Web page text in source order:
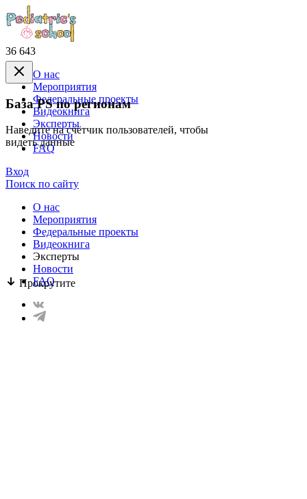
36 643
База PS по регионам
Наведите на счётчик пользователей, чтобы
видеть данные
Прокрутите
О нас
Mероприятия
Федеральные проекты
Видеокнига
Эксперты
Новости
FAQ
Вход
Поиск по сайту
О нас
Mероприятия
Федеральные проекты
Видеокнига
Эксперты
Новости
FAQ